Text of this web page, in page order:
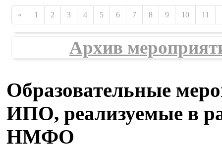
« 1 2 3 4 5 6 7 8 9 10 11
Архив
Образовательные
ИПО, реализуемые в
НМФО